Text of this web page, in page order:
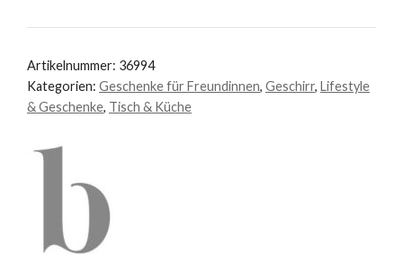
"Salt"
Artikelnummer: 36994
Kategorien: Geschenke für Freundinnen, Geschirr, Lifestyle
& Geschenke, Tisch & Küche